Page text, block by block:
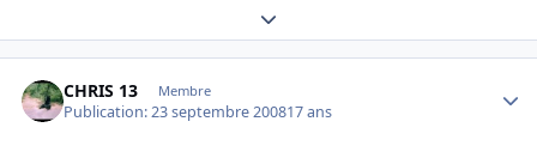
Expand topic overview
CHRIS 13 Membre
Publication:23 septembre 200817 ans